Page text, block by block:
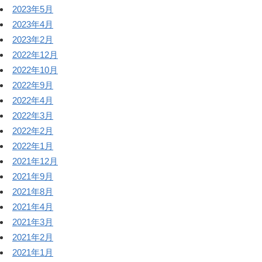
2023年5月
2023年4月
2023年2月
2022年12月
2022年10月
2022年9月
2022年4月
2022年3月
2022年2月
2022年1月
2021年12月
2021年9月
2021年8月
2021年4月
2021年3月
2021年2月
2021年1月